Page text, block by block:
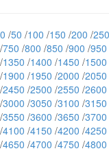
0 /50 /100 /150 /200 /250
/750 /800 /850 /900 /950
/1350 /1400 /1450 /1500
/1900 /1950 /2000 /2050
/2450 /2500 /2550 /2600
/3000 /3050 /3100 /3150
/3550 /3600 /3650 /3700
/4100 /4150 /4200 /4250
/4650 /4700 /4750 /4800